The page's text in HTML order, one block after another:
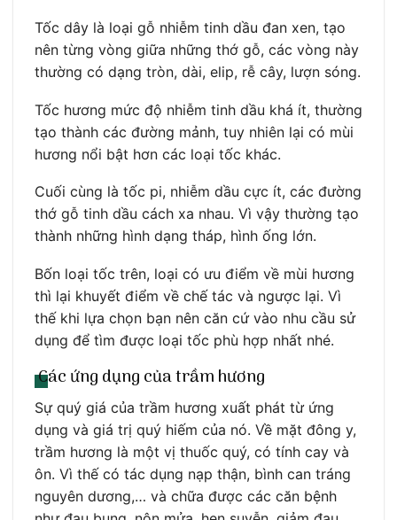
Tốc dây là loại gỗ nhiễm tinh dầu đan xen, tạo
nên từng vòng giữa những thớ gỗ, các vòng này
thường có dạng tròn, dài, elip, rễ cây, lượn sóng.
Tốc hương mức độ nhiễm tinh dầu khá ít, thường
tạo thành các đường mảnh, tuy nhiên lại có mùi
hương nổi bật hơn các loại tốc khác.
Cuối cùng là tốc pi, nhiễm dầu cực ít, các đường
thớ gỗ tinh dầu cách xa nhau. Vì vậy thường tạo
thành những hình dạng tháp, hình ống lớn.
Bốn loại tốc trên, loại có ưu điểm về mùi hương
thì lại khuyết điểm về chế tác và ngược lại. Vì
thế khi lựa chọn bạn nên căn cứ vào nhu cầu sử
dụng để tìm được loại tốc phù hợp nhất nhé.
Các ứng dụng của trầm hương
Sự quý giá của trầm hương xuất phát từ ứng
dụng và giá trị quý hiếm của nó. Về mặt đông y,
trầm hương là một vị thuốc quý, có tính cay và
ôn. Vì thế có tác dụng nạp thận, bình can tráng
nguyên dương,… và chữa được các căn bệnh